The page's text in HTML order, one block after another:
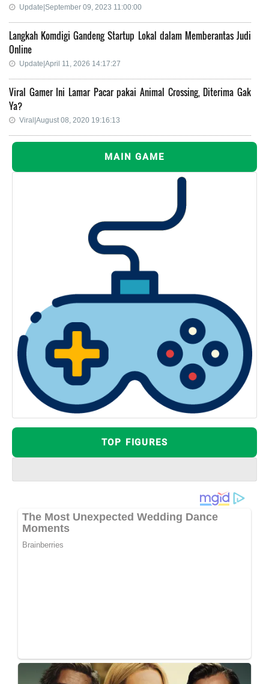
Update|September 09, 2023 11:00:00
Langkah Komdigi Gandeng Startup Lokal dalam Memberantas Judi
Online
Update|April 11, 2026 14:17:27
Viral Gamer Ini Lamar Pacar pakai Animal Crossing, Diterima Gak
Ya?
Viral|August 08, 2020 19:16:13
MAIN GAME
TOP FIGURES